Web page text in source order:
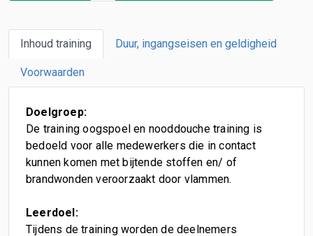
Inhoud training Duur, ingangseisen en geldigheid
Voorwaarden
Doelgroep:
De training oogspoel en nooddouche training is
bedoeld voor alle medewerkers die in contact
kunnen komen met bijtende stoffen en/ of
brandwonden veroorzaakt door vlammen.
Leerdoel:
Tijdens de training worden de deelnemers